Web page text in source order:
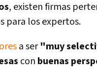
, existen firmas
para los expertos.
a ser"muy
con buenas